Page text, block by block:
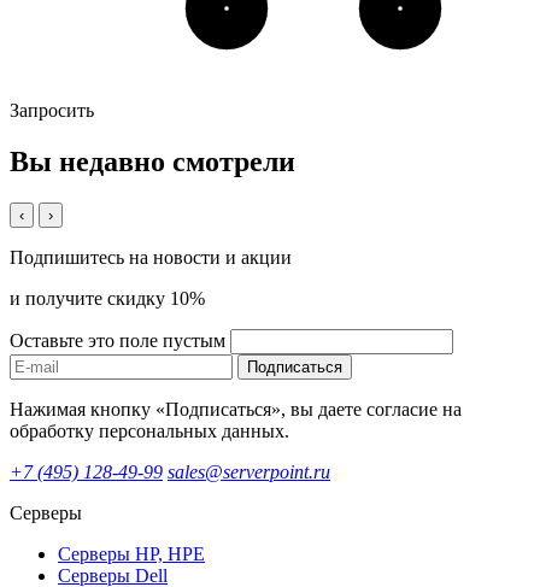
Запросить
Вы недавно смотрели
‹ ›
Подпишитесь на новости и акции
и получите скидку 10%
Оставьте это поле пустым
Подписаться
Нажимая кнопку «Подписаться», вы даете согласие на
обработку персональных данных.
+7 (495) 128-49-99 sales@serverpoint.ru
Серверы
Серверы HP, HPE
Серверы Dell